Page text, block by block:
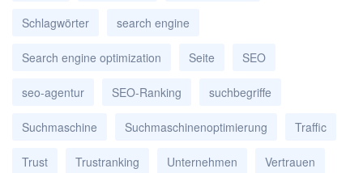
Schlagwörter search engine
Search engine optimization Seite SEO
seo-agentur SEO-Ranking suchbegriffe
Suchmaschine Suchmaschinenoptimierung Traffic
Trust Trustranking Unternehmen Vertrauen